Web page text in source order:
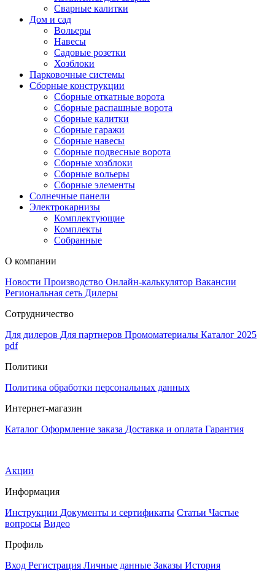
Сварные калитки
Дом и сад
Вольеры
Навесы
Садовые розетки
Хозблоки
Парковочные системы
Сборные конструкции
Сборные откатные ворота
Сборные распашные ворота
Сборные калитки
Сборные гаражи
Сборные навесы
Сборные подвесные ворота
Сборные хозблоки
Сборные вольеры
Сборные элементы
Солнечные панели
Электрокарнизы
Комплектующие
Комплекты
Собранные
О компании
Новости Производство Онлайн-калькулятор Вакансии
Региональная сеть Дилеры
Сотрудничество
Для дилеров Для партнеров Промоматериалы Каталог 2025
pdf
Политики
Политика обработки персональных данных
Интернет-магазин
Каталог Оформление заказа Доставка и оплата Гарантия
Акции
Информация
Инструкции Документы и сертификаты Статьи Частые
вопросы Видео
Профиль
Вход Регистрация Личные данные Заказы История